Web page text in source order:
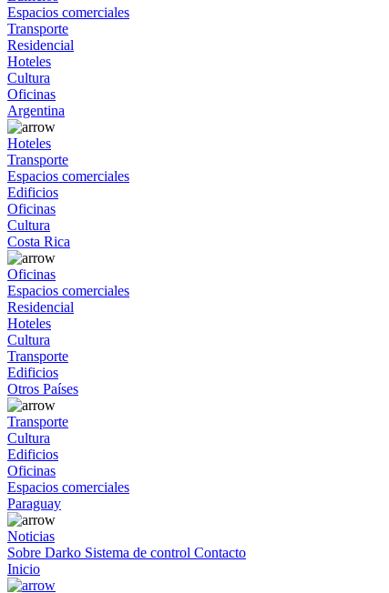
Espacios comerciales
Transporte
Residencial
Hoteles
Cultura
Oficinas
Argentina
Hoteles
Transporte
Espacios comerciales
Edificios
Oficinas
Cultura
Costa Rica
Oficinas
Espacios comerciales
Residencial
Hoteles
Cultura
Transporte
Edificios
Otros Países
Transporte
Cultura
Edificios
Oficinas
Espacios comerciales
Paraguay
Noticias
Sobre Darko Sistema de control Contacto
Inicio